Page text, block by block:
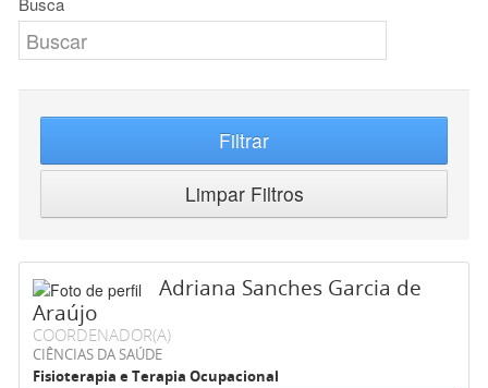
Filtrar
Limpar Filtros
Adriana Sanches Garcia de
Araújo
COORDENADOR(A)
CIÊNCIAS DA SAÚDE
Fisioterapia e Terapia Ocupacional